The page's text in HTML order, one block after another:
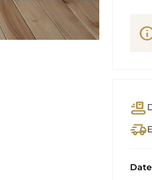
conveyor_belt
delivery_truck_speed